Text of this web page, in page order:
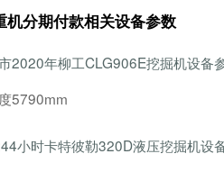
机分期付款相关设备参数
2020年柳工CLG906E挖掘机设备
5790mm
小时卡特彼勒320D液压挖掘机设